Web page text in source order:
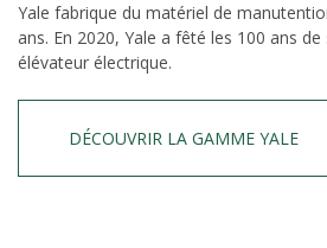
Yale fabrique du matériel de
ans. En 2020, Yale a fêté les 100 ans
élévateur électrique.
DÉCOUVRIR LA GAMME YALE